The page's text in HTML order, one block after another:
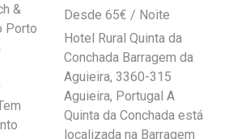
&
Porto
65€
Hotel Rural Quinta da
Conchada Barragem da
Aguieira, 3360-315
Aguieira, Portugal A
Quinta da Conchada está
localizada na Barragem